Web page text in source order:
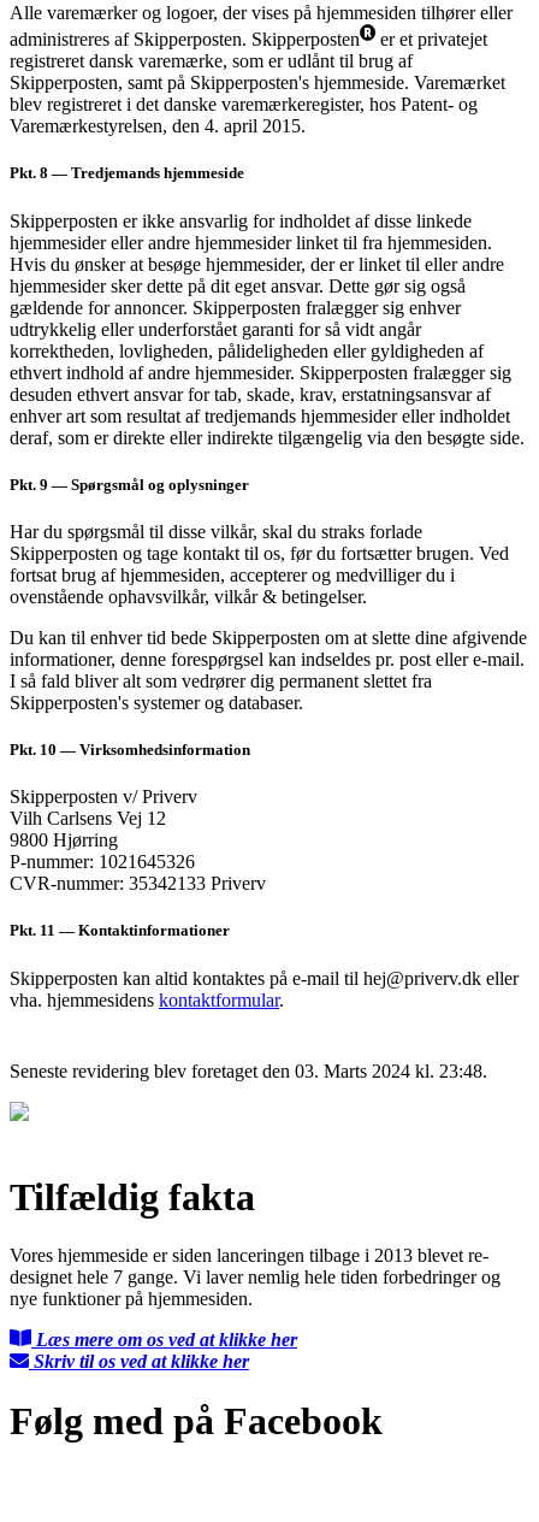
Alle varemærker og logoer, der vises på hjemmesiden tilhører eller
administreres af Skipperposten. Skipperposten
er et privatejet
registreret dansk varemærke, som er udlånt til brug af
Skipperposten, samt på Skipperposten's hjemmeside. Varemærket
blev registreret i det danske varemærkeregister, hos Patent- og
Varemærkestyrelsen, den 4. april 2015.
Pkt. 8 — Tredjemands hjemmeside
Skipperposten er ikke ansvarlig for indholdet af disse linkede
hjemmesider eller andre hjemmesider linket til fra hjemmesiden.
Hvis du ønsker at besøge hjemmesider, der er linket til eller andre
hjemmesider sker dette på dit eget ansvar. Dette gør sig også
gældende for annoncer. Skipperposten fralægger sig enhver
udtrykkelig eller underforstået garanti for så vidt angår
korrektheden, lovligheden, pålideligheden eller gyldigheden af
ethvert indhold af andre hjemmesider. Skipperposten fralægger sig
desuden ethvert ansvar for tab, skade, krav, erstatningsansvar af
enhver art som resultat af tredjemands hjemmesider eller indholdet
deraf, som er direkte eller indirekte tilgængelig via den besøgte side.
Pkt. 9 — Spørgsmål og oplysninger
Har du spørgsmål til disse vilkår, skal du straks forlade
Skipperposten og tage kontakt til os, før du fortsætter brugen. Ved
fortsat brug af hjemmesiden, accepterer og medvilliger du i
ovenstående ophavsvilkår, vilkår & betingelser.
Du kan til enhver tid bede Skipperposten om at slette dine afgivende
informationer, denne forespørgsel kan indseldes pr. post eller e-mail.
I så fald bliver alt som vedrører dig permanent slettet fra
Skipperposten's systemer og databaser.
Pkt. 10 — Virksomhedsinformation
Skipperposten v/ Priverv
Vilh Carlsens Vej 12
9800 Hjørring
P-nummer: 1021645326
CVR-nummer: 35342133 Priverv
Pkt. 11 — Kontaktinformationer
Skipperposten kan altid kontaktes på e-mail til hej@priverv.dk eller
vha. hjemmesidens kontaktformular.
Seneste revidering blev foretaget den 03. Marts 2024 kl. 23:48.
Tilfældig fakta
Vores hjemmeside er siden lanceringen tilbage i 2013 blevet re-
designet hele 7 gange. Vi laver nemlig hele tiden forbedringer og
nye funktioner på hjemmesiden.
Læs mere om os ved at klikke her
Skriv til os ved at klikke her
Følg med på Facebook